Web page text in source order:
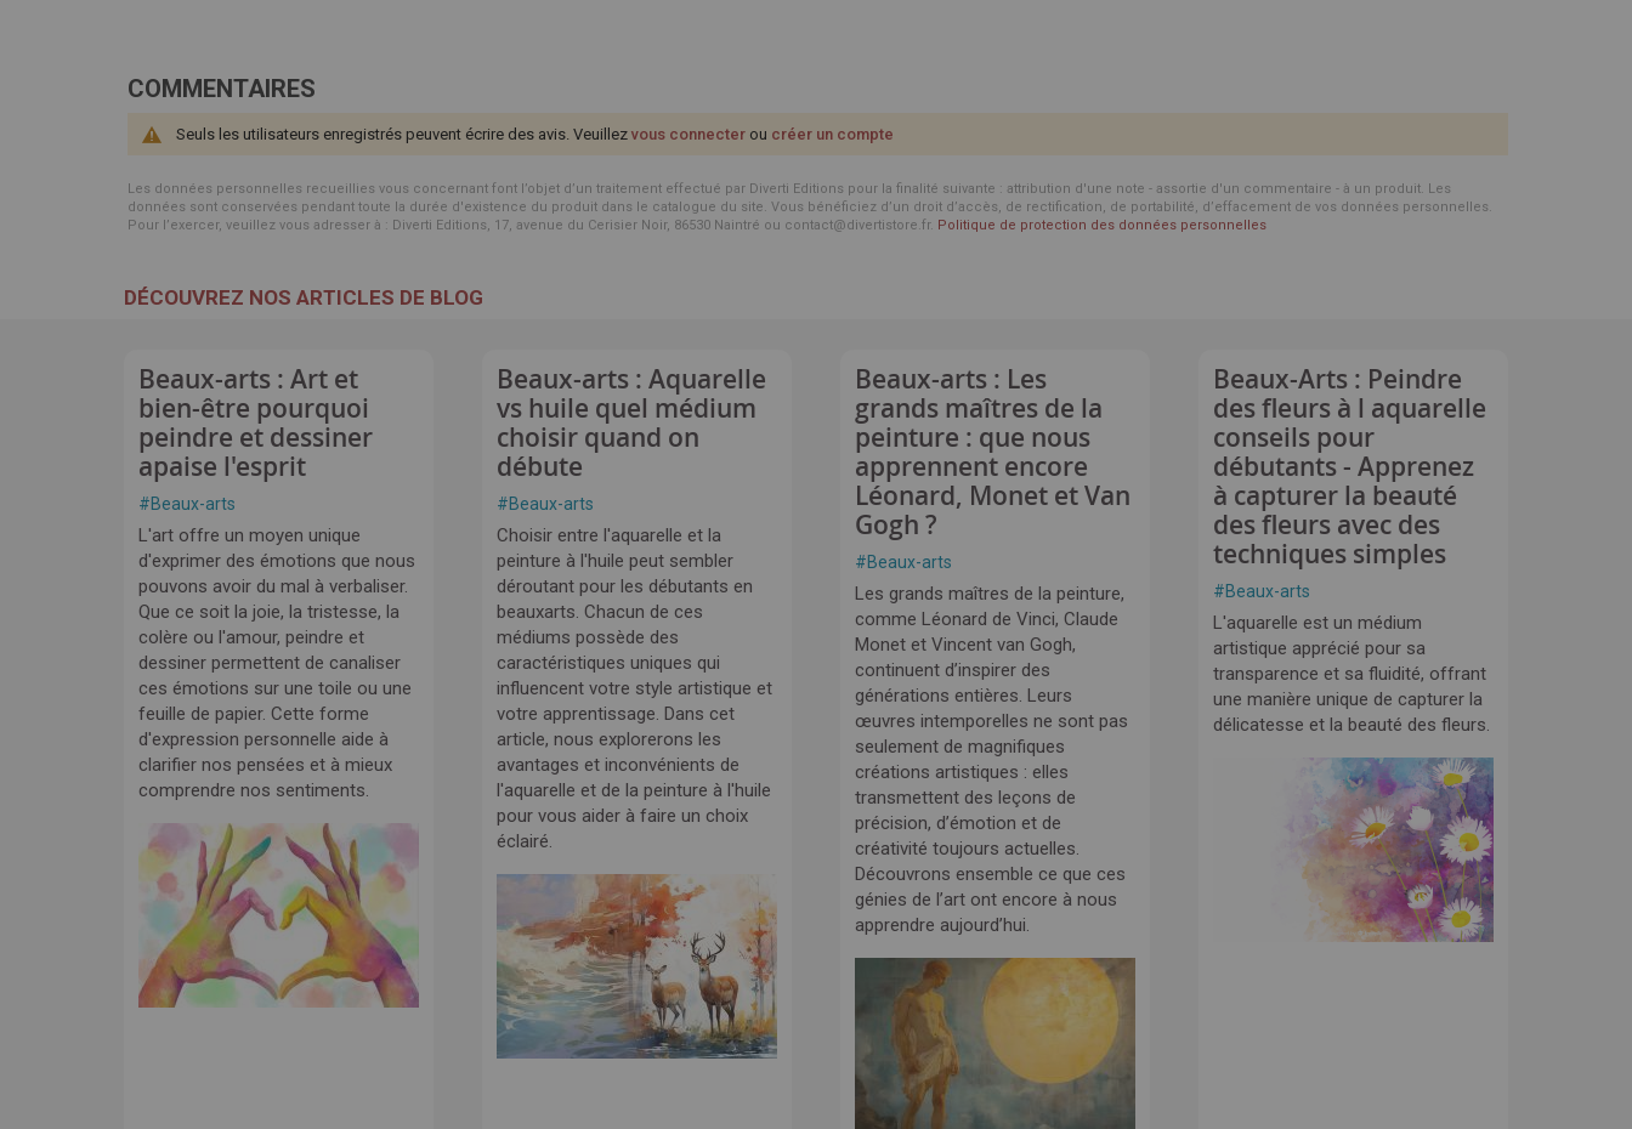
COMMENTAIRES
Seuls les utilisateurs enregistrés peuvent écrire des avis. Veuillez vous connecter ou créer un compte
Les données personnelles recueillies vous concernant font l’objet d’un traitement effectué par Diverti Editions pour la finalité suivante : attribution d'une note - assortie d'un commentaire - à un produit. Les
données sont conservées pendant toute la durée d'existence du produit dans le catalogue du site. Vous bénéficiez d’un droit d’accès, de rectification, de portabilité, d’effacement de vos données personnelles.
Pour l’exercer, veuillez vous adresser à : Diverti Editions, 17, avenue du Cerisier Noir, 86530 Naintré ou contact@divertistore.fr. Politique de protection des données personnelles
DÉCOUVREZ NOS ARTICLES DE BLOG
Beaux-arts : Art et
bien-être pourquoi
peindre et dessiner
apaise l'esprit
#Beaux-arts
L'art offre un moyen unique
d'exprimer des émotions que nous
pouvons avoir du mal à verbaliser.
Que ce soit la joie, la tristesse, la
colère ou l'amour, peindre et
dessiner permettent de canaliser
ces émotions sur une toile ou une
feuille de papier. Cette forme
d'expression personnelle aide à
clarifier nos pensées et à mieux
comprendre nos sentiments.
Beaux-arts : Aquarelle
vs huile quel médium
choisir quand on
débute
#Beaux-arts
Choisir entre l'aquarelle et la
peinture à l'huile peut sembler
déroutant pour les débutants en
beauxarts. Chacun de ces
médiums possède des
caractéristiques uniques qui
influencent votre style artistique et
votre apprentissage. Dans cet
article, nous explorerons les
avantages et inconvénients de
l'aquarelle et de la peinture à l'huile
pour vous aider à faire un choix
éclairé.
Beaux-arts : Les
grands maîtres de la
peinture : que nous
apprennent encore
Léonard, Monet et Van
Gogh ?
#Beaux-arts
Les grands maîtres de la peinture,
comme Léonard de Vinci, Claude
Monet et Vincent van Gogh,
continuent d’inspirer des
générations entières. Leurs
œuvres intemporelles ne sont pas
seulement de magnifiques
créations artistiques : elles
transmettent des leçons de
précision, d’émotion et de
créativité toujours actuelles.
Découvrons ensemble ce que ces
génies de l’art ont encore à nous
apprendre aujourd’hui.
Beaux-Arts : Peindre
des fleurs à l aquarelle
conseils pour
débutants - Apprenez
à capturer la beauté
des fleurs avec des
techniques simples
#Beaux-arts
L'aquarelle est un médium
artistique apprécié pour sa
transparence et sa fluidité, offrant
une manière unique de capturer la
délicatesse et la beauté des fleurs.